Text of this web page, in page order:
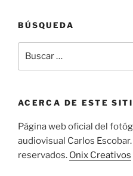
BÚSQUEDA
por:
ACERCA DE ESTE
Página web oficial del
audiovisual Carlos
reservados. Onix Creativos